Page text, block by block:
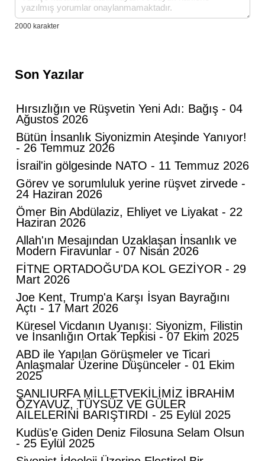
Son Yazılar
Hırsızlığın ve Rüşvetin Yeni Adı: Bağış - 04
Ağustos 2026
Bütün İnsanlık Siyonizmin Ateşinde Yanıyor!
- 26 Temmuz 2026
İsrail'in gölgesinde NATO - 11 Temmuz 2026
Görev ve sorumluluk yerine rüşvet zirvede -
24 Haziran 2026
​Ömer Bin Abdülaziz, Ehliyet ve Liyakat - 22
Haziran 2026
​Allah'ın Mesajından Uzaklaşan İnsanlık ve
Modern Firavunlar - 07 Nisan 2026
FİTNE ORTADOĞU'DA KOL GEZİYOR - 29
Mart 2026
​Joe Kent, Trump'a Karşı İsyan Bayrağını
Açtı - 17 Mart 2026
Küresel Vicdanın Uyanışı: Siyonizm, Filistin
ve İnsanlığın Ortak Tepkisi - 07 Ekim 2025
ABD ile Yapılan Görüşmeler ve Ticari
Anlaşmalar Üzerine Düşünceler - 01 Ekim
2025
ŞANLIURFA MİLLETVEKİLİMİZ İBRAHİM
ÖZYAVUZ, TÜYSÜZ VE GÜLER
AİLELERİNİ BARIŞTIRDI - 25 Eylül 2025
Kudüs'e Giden Deniz Filosuna Selam Olsun
- 25 Eylül 2025